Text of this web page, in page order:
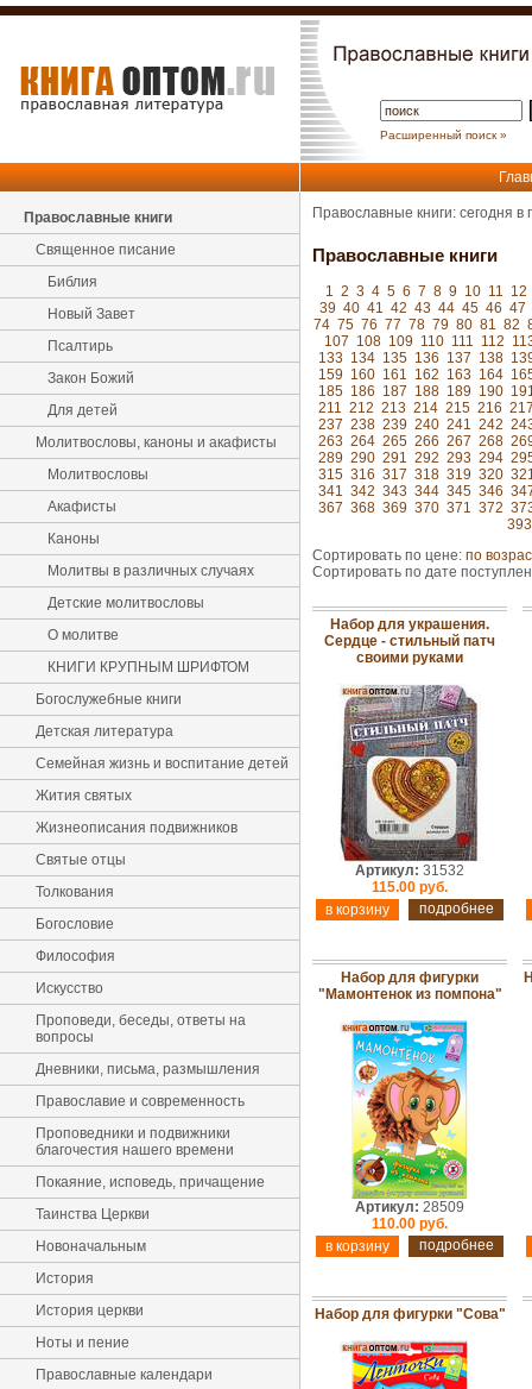
Расширенный поиск »
Православные книги
Священное писание
Библия
Новый Завет
Псалтирь
Закон Божий
Для детей
Молитвословы, каноны и акафисты
Молитвословы
Акафисты
Каноны
Молитвы в различных случаях
Детские молитвословы
О молитве
КНИГИ КРУПНЫМ ШРИФТОМ
Богослужебные книги
Детская литература
Семейная жизнь и воспитание детей
Жития святых
Жизнеописания подвижников
Святые отцы
Толкования
Богословие
Философия
Искусство
Проповеди, беседы, ответы на
вопросы
Дневники, письма, размышления
Православие и современность
Проповедники и подвижники
благочестия нашего времени
Покаяние, исповедь, причащение
Таинства Церкви
Новоначальным
История
История церкви
Ноты и пение
Православные календари
Православные книги: сегодня
Православные книги
1 2 3 4 5 6 7 8 9 10 11 12
39 40 41 42 43 44 45 46 47
74 75 76 77 78 79 80 81 82
107 108 109 110 111 112
133 134 135 136 137 138
159 160 161 162 163 164
185 186 187 188 189 190
211 212 213 214 215 216
237 238 239 240 241 242
263 264 265 266 267 268
289 290 291 292 293 294
315 316 317 318 319 320
341 342 343 344 345 346
367 368 369 370 371 372
393
Сортировать по цене: по
Сортировать по дате
Набор для украшения.
Сердце - стильный патч
своими руками
Артикул: 31532
115.00 руб.
подробнее
Набор для фигурки
"Мамонтенок из помпона"
Артикул: 28509
110.00 руб.
подробнее
Набор для фигурки "Сова"